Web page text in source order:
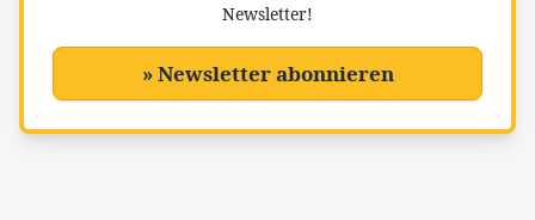
Newsletter!
» Newsletter abonnieren